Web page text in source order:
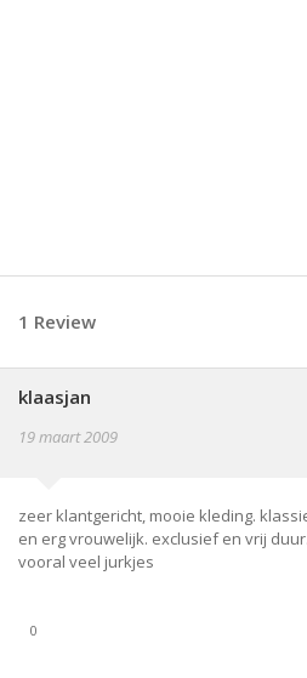
1 Review
klaasjan
19 maart 2009
zeer klantgericht, mooie kleding.
en erg vrouwelijk. exclusief en vrij duur.
vooral veel jurkjes
0